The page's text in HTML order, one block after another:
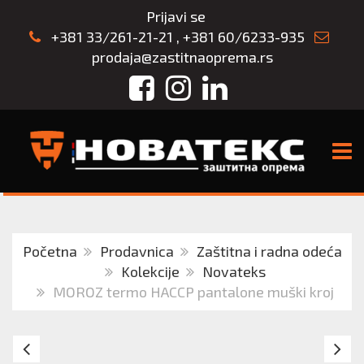
Prijavi se
+381 33/261-21-21 , +381 60/6233-935
prodaja@zastitnaoprema.rs
FacebookInstagram
LinkedIn
Početna Prodavnica
Zaštitna i radna odeća
Kolekcije
Novateks
MOROZ termo HACCP pantalone muški kroj
MOROZ